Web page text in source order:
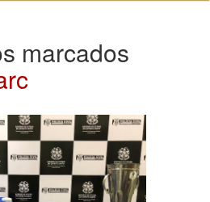
marcados